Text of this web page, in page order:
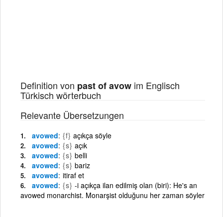
Definition von past of avow im Englisch
Türkisch wörterbuch
Relevante Übersetzungen
avowed {f} açıkça söyle
avowed {s} açık
avowed {s} belli
avowed {s} bariz
avowed itiraf et
avowed {s} -i açıkça ilan edilmiş olan (biri): He's an
avowed monarchist. Monarşist olduğunu her zaman söyler